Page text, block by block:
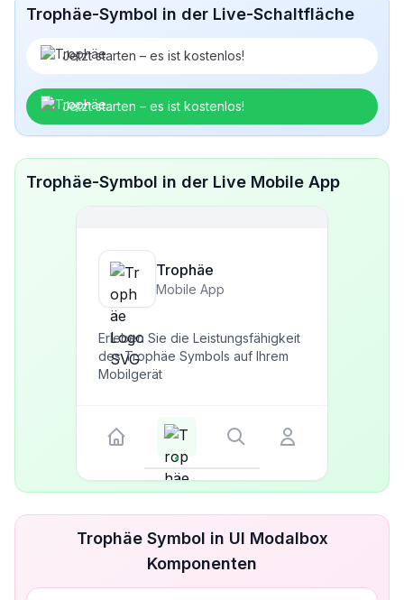
Trophäe-Symbol in der Live-Schaltfläche
Jetzt starten – es ist kostenlos!
Jetzt starten – es ist kostenlos!
Trophäe-Symbol in der Live Mobile App
Trophäe
Mobile App
Erleben Sie die Leistungsfähigkeit
des Trophäe Symbols auf Ihrem
Mobilgerät
Trophäe Symbol in UI Modalbox
Komponenten